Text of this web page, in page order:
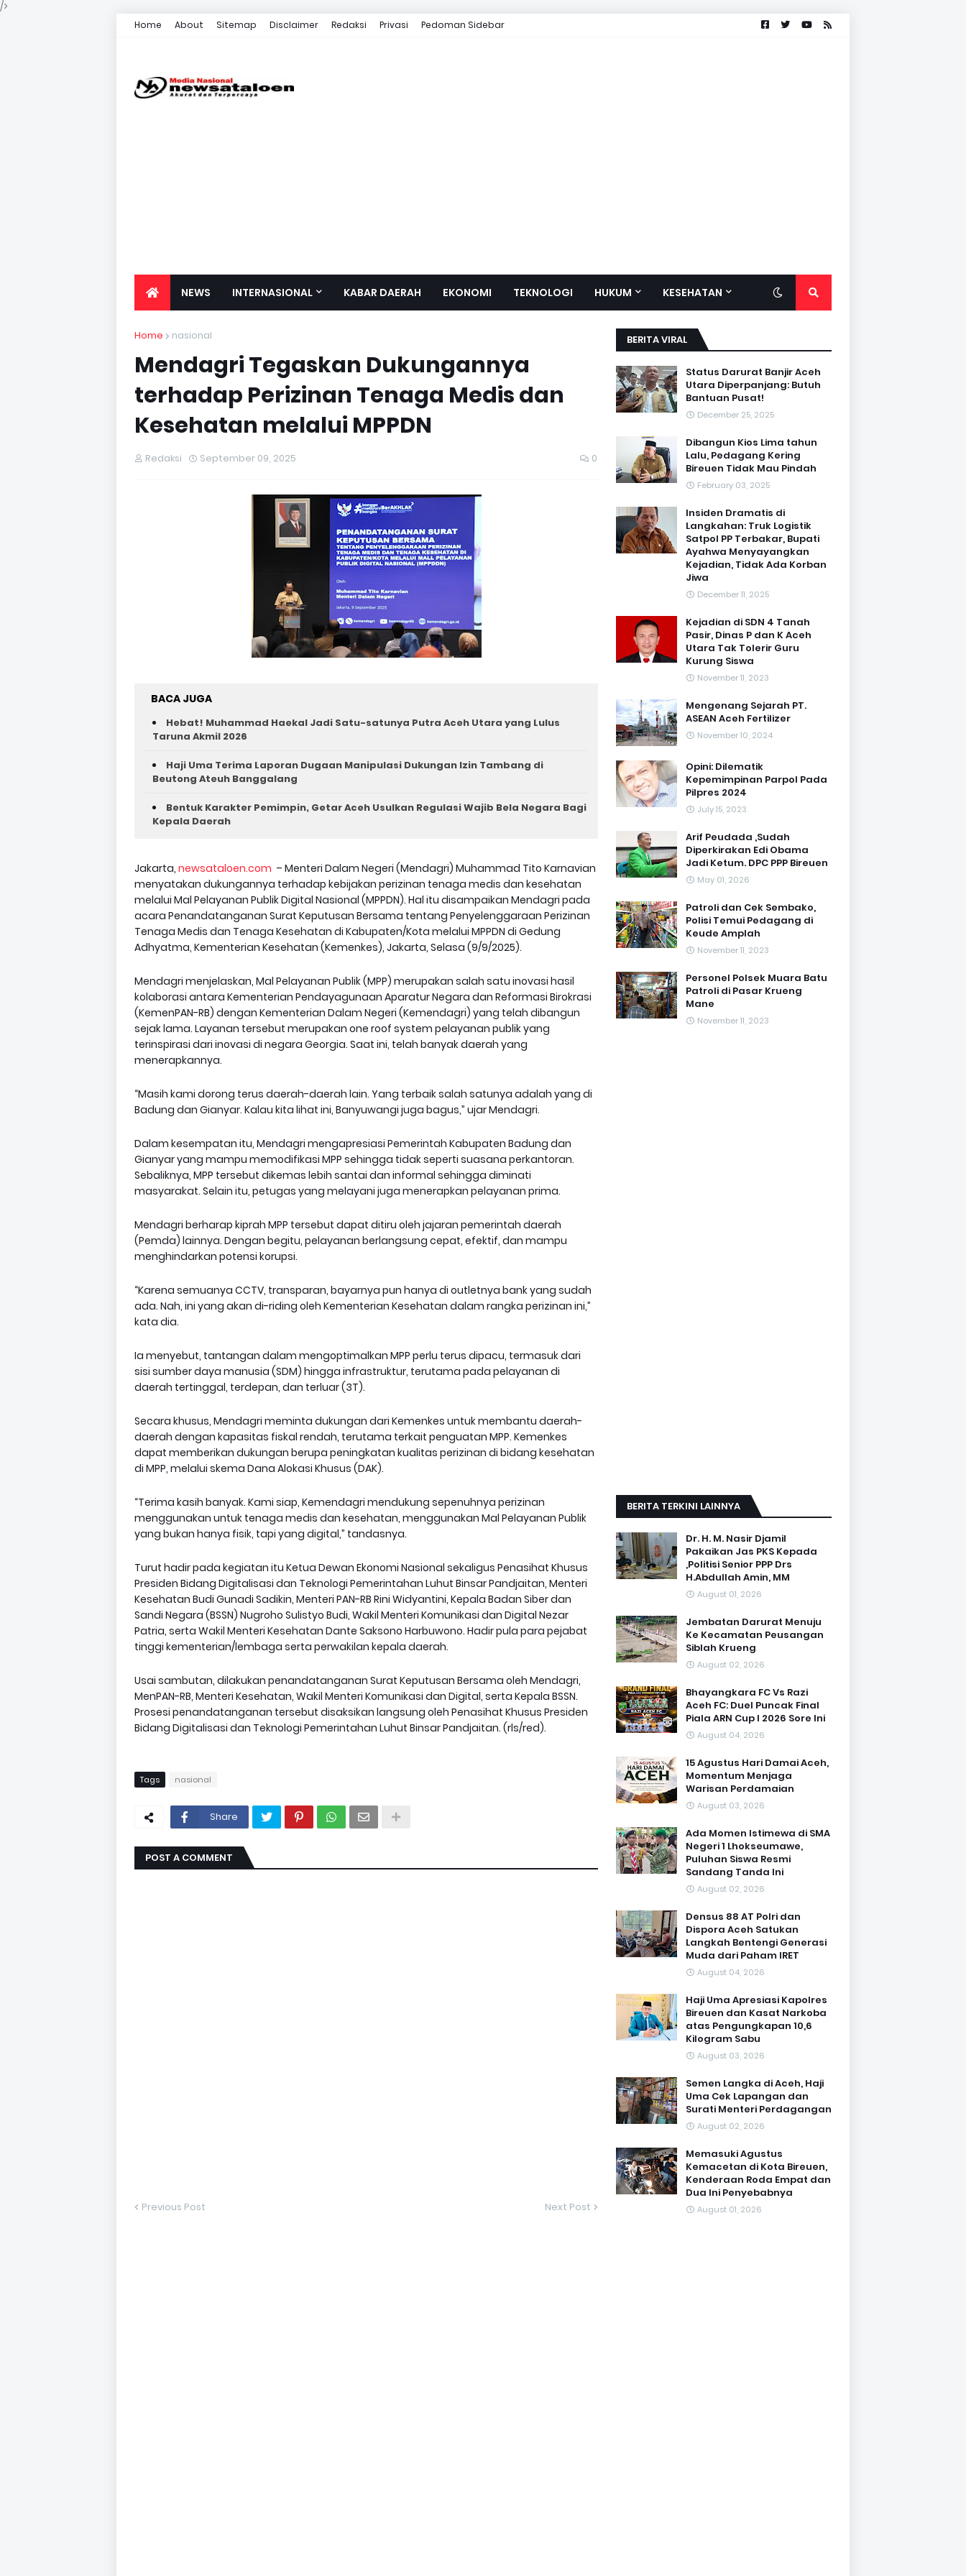
/>
Home About Sitemap Disclaimer Redaksi Privasi Pedoman Sidebar
NEWS INTERNASIONAL KABAR DAERAH EKONOMI TEKNOLOGI HUKUM KESEHATAN
Home nasional
Mendagri Tegaskan Dukungannya
terhadap Perizinan Tenaga Medis dan
Kesehatan melalui MPPDN
Redaksi September 09, 2025 0
BACA JUGA
Hebat! Muhammad Haekal Jadi Satu-satunya Putra Aceh Utara yang Lulus
Taruna Akmil 2026
Haji Uma Terima Laporan Dugaan Manipulasi Dukungan Izin Tambang di
Beutong Ateuh Banggalang
Bentuk Karakter Pemimpin, Getar Aceh Usulkan Regulasi Wajib Bela Negara Bagi
Kepala Daerah
Jakarta, newsataloen.com – Menteri Dalam Negeri (Mendagri) Muhammad Tito Karnavian
menyatakan dukungannya terhadap kebijakan perizinan tenaga medis dan kesehatan
melalui Mal Pelayanan Publik Digital Nasional (MPPDN). Hal itu disampaikan Mendagri pada
acara Penandatanganan Surat Keputusan Bersama tentang Penyelenggaraan Perizinan
Tenaga Medis dan Tenaga Kesehatan di Kabupaten/Kota melalui MPPDN di Gedung
Adhyatma, Kementerian Kesehatan (Kemenkes), Jakarta, Selasa (9/9/2025).
Mendagri menjelaskan, Mal Pelayanan Publik (MPP) merupakan salah satu inovasi hasil
kolaborasi antara Kementerian Pendayagunaan Aparatur Negara dan Reformasi Birokrasi
(KemenPAN-RB) dengan Kementerian Dalam Negeri (Kemendagri) yang telah dibangun
sejak lama. Layanan tersebut merupakan one roof system pelayanan publik yang
terinspirasi dari inovasi di negara Georgia. Saat ini, telah banyak daerah yang
menerapkannya.
“Masih kami dorong terus daerah-daerah lain. Yang terbaik salah satunya adalah yang di
Badung dan Gianyar. Kalau kita lihat ini, Banyuwangi juga bagus,” ujar Mendagri.
Dalam kesempatan itu, Mendagri mengapresiasi Pemerintah Kabupaten Badung dan
Gianyar yang mampu memodifikasi MPP sehingga tidak seperti suasana perkantoran.
Sebaliknya, MPP tersebut dikemas lebih santai dan informal sehingga diminati
masyarakat. Selain itu, petugas yang melayani juga menerapkan pelayanan prima.
Mendagri berharap kiprah MPP tersebut dapat ditiru oleh jajaran pemerintah daerah
(Pemda) lainnya. Dengan begitu, pelayanan berlangsung cepat, efektif, dan mampu
menghindarkan potensi korupsi.
“Karena semuanya CCTV, transparan, bayarnya pun hanya di outletnya bank yang sudah
ada. Nah, ini yang akan di-riding oleh Kementerian Kesehatan dalam rangka perizinan ini,”
kata dia.
Ia menyebut, tantangan dalam mengoptimalkan MPP perlu terus dipacu, termasuk dari
sisi sumber daya manusia (SDM) hingga infrastruktur, terutama pada pelayanan di
daerah tertinggal, terdepan, dan terluar (3T).
Secara khusus, Mendagri meminta dukungan dari Kemenkes untuk membantu daerah-
daerah dengan kapasitas fiskal rendah, terutama terkait penguatan MPP. Kemenkes
dapat memberikan dukungan berupa peningkatan kualitas perizinan di bidang kesehatan
di MPP, melalui skema Dana Alokasi Khusus (DAK).
“Terima kasih banyak. Kami siap, Kemendagri mendukung sepenuhnya perizinan
menggunakan untuk tenaga medis dan kesehatan, menggunakan Mal Pelayanan Publik
yang bukan hanya fisik, tapi yang digital,” tandasnya.
Turut hadir pada kegiatan itu Ketua Dewan Ekonomi Nasional sekaligus Penasihat Khusus
Presiden Bidang Digitalisasi dan Teknologi Pemerintahan Luhut Binsar Pandjaitan, Menteri
Kesehatan Budi Gunadi Sadikin, Menteri PAN-RB Rini Widyantini, Kepala Badan Siber dan
Sandi Negara (BSSN) Nugroho Sulistyo Budi, Wakil Menteri Komunikasi dan Digital Nezar
Patria, serta Wakil Menteri Kesehatan Dante Saksono Harbuwono. Hadir pula para pejabat
tinggi kementerian/lembaga serta perwakilan kepala daerah.
Usai sambutan, dilakukan penandatanganan Surat Keputusan Bersama oleh Mendagri,
MenPAN-RB, Menteri Kesehatan, Wakil Menteri Komunikasi dan Digital, serta Kepala BSSN.
Prosesi penandatanganan tersebut disaksikan langsung oleh Penasihat Khusus Presiden
Bidang Digitalisasi dan Teknologi Pemerintahan Luhut Binsar Pandjaitan. (rls/red).
Tags nasional
Share
POST A COMMENT
Previous Post Next Post
BERITA VIRAL
Status Darurat Banjir Aceh
Utara Diperpanjang: Butuh
Bantuan Pusat!
December 25, 2025
Dibangun Kios Lima tahun
Lalu, Pedagang Kering
Bireuen Tidak Mau Pindah
February 03, 2025
Insiden Dramatis di
Langkahan: Truk Logistik
Satpol PP Terbakar, Bupati
Ayahwa Menyayangkan
Kejadian, Tidak Ada Korban
Jiwa
December 11, 2025
Kejadian di SDN 4 Tanah
Pasir, Dinas P dan K Aceh
Utara Tak Tolerir Guru
Kurung Siswa
November 11, 2023
Mengenang Sejarah PT.
ASEAN Aceh Fertilizer
November 10, 2024
Opini: Dilematik
Kepemimpinan Parpol Pada
Pilpres 2024
July 15, 2023
Arif Peudada ,Sudah
Diperkirakan Edi Obama
Jadi Ketum. DPC PPP Bireuen
May 01, 2026
Patroli dan Cek Sembako,
Polisi Temui Pedagang di
Keude Amplah
November 11, 2023
Personel Polsek Muara Batu
Patroli di Pasar Krueng
Mane
November 11, 2023
BERITA TERKINI LAINNYA
Dr. H. M. Nasir Djamil
Pakaikan Jas PKS Kepada
,Politisi Senior PPP Drs
H.Abdullah Amin, MM
August 01, 2026
Jembatan Darurat Menuju
Ke Kecamatan Peusangan
Siblah Krueng
August 02, 2026
Bhayangkara FC Vs Razi
Aceh FC: Duel Puncak Final
Piala ARN Cup I 2026 Sore Ini
August 04, 2026
15 Agustus Hari Damai Aceh,
Momentum Menjaga
Warisan Perdamaian
August 03, 2026
Ada Momen Istimewa di SMA
Negeri 1 Lhokseumawe,
Puluhan Siswa Resmi
Sandang Tanda Ini
August 02, 2026
Densus 88 AT Polri dan
Dispora Aceh Satukan
Langkah Bentengi Generasi
Muda dari Paham IRET
August 04, 2026
Haji Uma Apresiasi Kapolres
Bireuen dan Kasat Narkoba
atas Pengungkapan 10,6
Kilogram Sabu
August 03, 2026
Semen Langka di Aceh, Haji
Uma Cek Lapangan dan
Surati Menteri Perdagangan
August 02, 2026
Memasuki Agustus
Kemacetan di Kota Bireuen,
Kenderaan Roda Empat dan
Dua Ini Penyebabnya
August 01, 2026